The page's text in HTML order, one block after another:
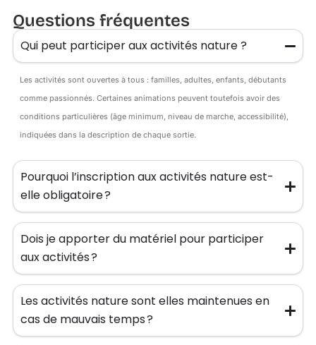
Questions fréquentes
Qui peut participer aux activités nature ?
Les activités sont ouvertes à tous : familles, adultes, enfants, débutants
comme passionnés. Certaines animations peuvent toutefois avoir des
conditions particulières (âge minimum, niveau de marche, accessibilité),
indiquées dans la description de chaque sortie.
Pourquoi l’inscription aux activités nature est-
elle obligatoire ?
Dois je apporter du matériel pour participer
aux activités ?
Les activités nature sont elles maintenues en
cas de mauvais temps ?